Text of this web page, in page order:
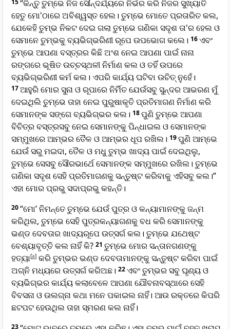
15“କିନ୍ତୁ ତୁମ୍ଭେ ନିଜ ସୌନ୍ଦର୍ଯ୍ୟରେ ନିର୍ଭର କରି ନିଜର ସୁଖ୍ୟାତି
ହେତୁ ମୋ'ଠାରେ ଅବିଶ୍ୱସ୍ତ ହେଲ। ତୁମ୍ଭେ ମୋତେ ପ୍ରତାରିତ କଲ,
ଯେକେହି ତୁମ୍ଭ ନିକଟ ଦେଇ ଗଲା ତୁମ୍ଭେ ଗଣିକା ସଦୃଶ ତା'ର ହେଲ ଓ
ସେମାନେ ତୁମ୍ଭକୁ ବ୍ୟଭିଗ୍ଭରିଣୀ ରୂପେ ଉପଭୋଗ କଲେ। 16ଏବଂ
ତୁମ୍ଭେ ଆପଣା ବସ୍ତ୍ରର କିଛି ଅଂଶ ନେଇ ଆପଣା ପାଇଁ ନାନା
ରଙ୍ଗରେ ଭୂଷିତ ଉଚ୍ଚସ୍ଥଳୀ ନିର୍ମାଣ କଲ ଓ ତହିଁ ଉପରେ
ବ୍ୟଭିଗ୍ଭରିଣୀ କର୍ମ କଲ। ଏପରି କାର୍ଯ୍ୟ ଘଟିବା ଉଚିତ୍ ନୁହେଁ।
17ଆହୁରି ମୋର ସୁନା ଓ ରୂପାରେ ନିର୍ମିତ ଯେଉଁସବୁ ସୁନ୍ଦର ଆଭରଣ ମୁଁ
ଦେଇଥିଲି ତୁମ୍ଭେ ତାହା ନେଇ ପୁରୁଷାକୃତି ପ୍ରତିମାଗଣ ନିର୍ମାଣ କରି
ସେମାନଙ୍କ ସଙ୍ଗେ ବ୍ୟଭିଗ୍ଭର କଲ। 18ପୁଣି ତୁମ୍ଭେ ଆପଣା
ବିଚିତ୍ର ବସ୍ତ୍ରସବୁ ନେଇ ସେମାନଙ୍କୁ ପିନ୍ଧାଇଲ ଓ ସେମାନଙ୍କ
ସମ୍ମୁଖରେ ଆମ୍ଭର ତୈଳ ଓ ଆମ୍ଭର ଧୂପ ରଖିଲ। 19ପୁଣି ଆମ୍ଭେ
ଯେଉଁ ସରୁ ମଇଦା, ତୈଳ ଓ ମଧୁ ତୁମ୍ଭ ଖାଦ୍ୟ ପାଇଁ ଦେଇଥିଲୁ,
ତୁମ୍ଭେ ସେସବୁ ସୌରଭାର୍ଥେ ସେମାନଙ୍କ ସମ୍ମୁଖରେ ରଖିଲ। ତୁମ୍ଭେ
ଗଣିକା ସଦୃଶ ସେହି ପ୍ରତିମାଗଣକୁ ସନ୍ତୁଷ୍ଟ କରିବାକୁ ଏହିସବୁ କଲ।”
ଏହା ମୋର ପ୍ରଭୁ ସଦାପ୍ରଭୁ କହନ୍ତି।
20“ମୋ’ ନିମନ୍ତେ ତୁମ୍ଭେ ଯେଉଁ ପୁତ୍ର ଓ କନ୍ୟାମାନଙ୍କୁ ଜନ୍ମ
କରିଥିଲ, ତୁମ୍ଭେ ସେହି ପୁତ୍ରକନ୍ୟାଗଣକୁ ବଧ କରି ସେମାନଙ୍କୁ
ଭଣ୍ଡ ଦେବତାର ଖାଦ୍ୟରୂପେ ଉତ୍ସର୍ଗ କଲ। ତୁମ୍ଭେ ଯଥେଷ୍ଟ
ବେଶ୍ୟାବୃତ୍ତି କଲ ନାହିଁ କି? 21 ତୁମ୍ଭେ ମୋର ସନ୍ତାନଗଣଙ୍କୁ
ହତ୍ୟା[a] କରି ତୁମ୍ଭର ଭଣ୍ଡ ଦେବତାମାନଙ୍କୁ ସନ୍ତୁଷ୍ଟ କରିବା ପାଇଁ
ଅଗ୍ନି ମଧ୍ୟରେ ଉତ୍ସର୍ଗ କରିଅଛ। 22ଏବଂ ତୁମ୍ଭର ସବୁ ଘୃଣ୍ୟ ଓ
ବ୍ୟଭିଗ୍ଭର କାର୍ଯ୍ୟ କଲାବେଳେ ଆପଣା ଯୌବନାବସ୍ଥାରେ ସେହି
ବିବସନା ଓ ଉଲଗ୍ନା କଥା ମନେ ପକାଇଲ ନାହିଁ। ଆଉ ରକ୍ତରେ କିପରି
ଛଟପଟ ହେଉଥିଲ ତାହା ସ୍ମରଣ କଲ ନାହିଁ।
23